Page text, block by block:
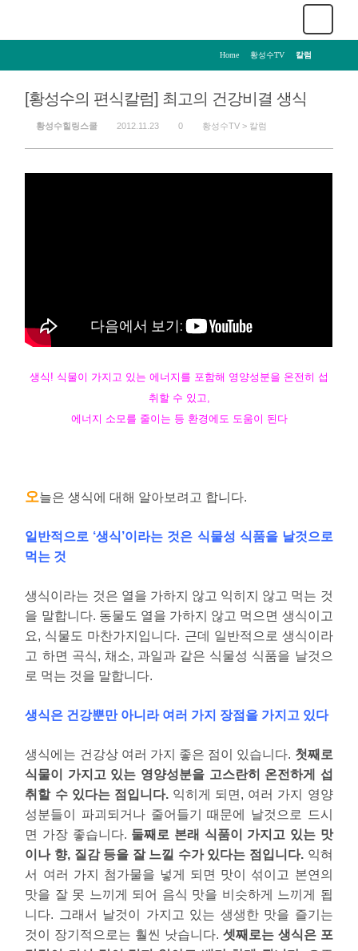
Home 황성수TV 칼럼
[황성수의 편식칼럼] 최고의 건강비결 생식
황성수힐링스쿨 2012.11.23 0 황성수TV > 칼럼
생식! 식물이 가지고 있는 에너지를 포함해 영양성분을 온전히 섭
취할 수 있고,
에너지 소모를 줄이는 등 환경에도 도움이 된다
오늘은 생식에 대해 알아보려고 합니다.
일반적으로 ‘생식’이라는 것은 식물성 식품을 날것으로
먹는 것
생식이라는 것은 열을 가하지 않고 익히지 않고 먹는 것
을 말합니다. 동물도 열을 가하지 않고 먹으면 생식이고
요, 식물도 마찬가지입니다. 근데 일반적으로 생식이라
고 하면 곡식, 채소, 과일과 같은 식물성 식품을 날것으
로 먹는 것을 말합니다.
생식은 건강뿐만 아니라 여러 가지 장점을 가지고 있다
생식에는 건강상 여러 가지 좋은 점이 있습니다. 첫째로
식물이 가지고 있는 영양성분을 고스란히 온전하게 섭
취할 수 있다는 점입니다.익히게 되면, 여러 가지 영양
성분들이 파괴되거나 줄어들기 때문에 날것으로 드시
면 가장 좋습니다. 둘째로 본래 식품이 가지고 있는 맛
이나 향, 질감 등을 잘 느낄 수가 있다는 점입니다. 익혀
서 여러 가지 첨가물을 넣게 되면 맛이 섞이고 본연의
맛을 잘 못 느끼게 되어 음식 맛을 비슷하게 느끼게 됩
니다. 그래서 날것이 가지고 있는 생생한 맛을 즐기는
것이 장기적으로는 훨씬 낫습니다. 셋째로는 생식은 포